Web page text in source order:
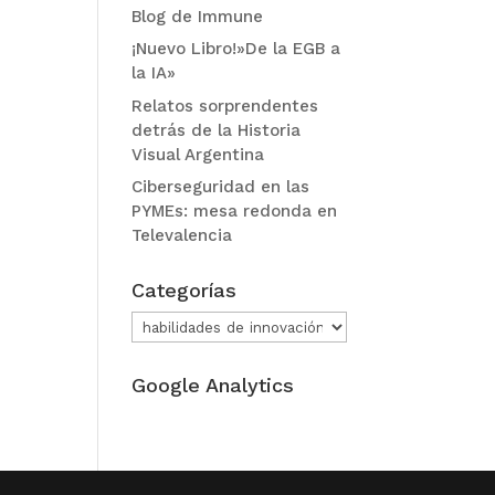
Blog de Immune
¡Nuevo Libro!»De la EGB a
la IA»
Relatos sorprendentes
detrás de la Historia
Visual Argentina
Ciberseguridad en las
PYMEs: mesa redonda en
Televalencia
Categorías
Categorías
Google Analytics